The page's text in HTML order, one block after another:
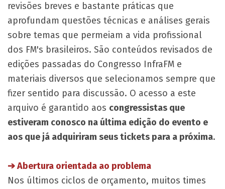
revisões breves e bastante práticas que
aprofundam questões técnicas e análises gerais
sobre temas que permeiam a vida profissional
dos FM's brasileiros. São conteúdos revisados de
edições passadas do Congresso InfraFM e
materiais diversos que selecionamos sempre que
fizer sentido para discussão. O acesso a este
arquivo é garantido aos congressistas que
estiveram conosco na última edição do evento e
aos que já adquiriram seus tickets para a próxima.​
​➔ Abertura orientada ao problema
Nos últimos ciclos de orçamento, muitos times